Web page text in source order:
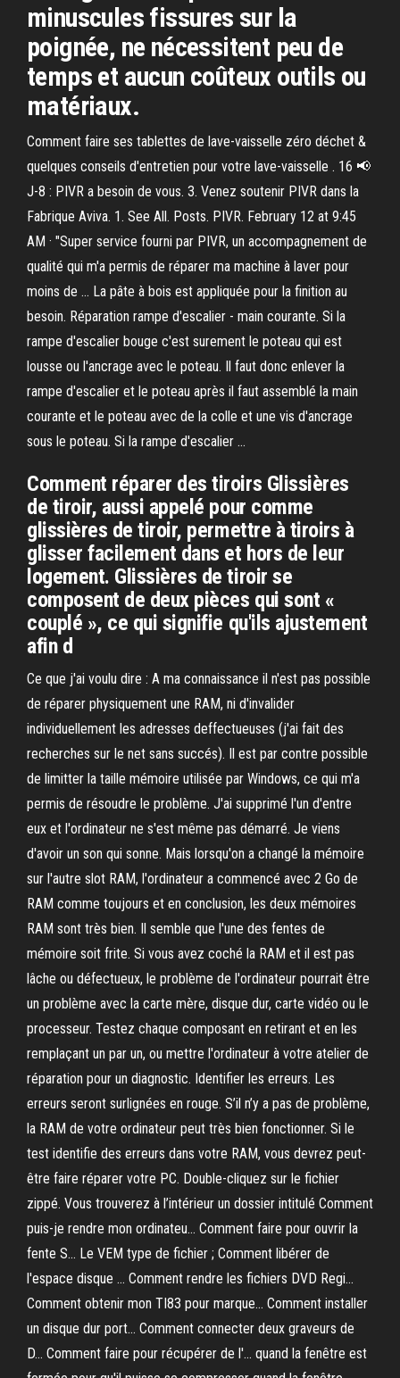
minuscules fissures sur la
poignée, ne nécessitent peu de
temps et aucun coûteux outils ou
matériaux.
Comment faire ses tablettes de lave-vaisselle zéro déchet &
quelques conseils d'entretien pour votre lave-vaisselle . 16 📢
J-8 : PIVR a besoin de vous. 3. Venez soutenir PIVR dans la
Fabrique Aviva. 1. See All. Posts. PIVR. February 12 at 9:45
AM · "Super service fourni par PIVR, un accompagnement de
qualité qui m'a permis de réparer ma machine à laver pour
moins de … La pâte à bois est appliquée pour la finition au
besoin. Réparation rampe d'escalier - main courante. Si la
rampe d'escalier bouge c'est surement le poteau qui est
lousse ou l'ancrage avec le poteau. Il faut donc enlever la
rampe d'escalier et le poteau après il faut assemblé la main
courante et le poteau avec de la colle et une vis d'ancrage
sous le poteau. Si la rampe d'escalier …
Comment réparer des tiroirs Glissières
de tiroir, aussi appelé pour comme
glissières de tiroir, permettre à tiroirs à
glisser facilement dans et hors de leur
logement. Glissières de tiroir se
composent de deux pièces qui sont «
couplé », ce qui signifie qu'ils ajustement
afin d
Ce que j'ai voulu dire : A ma connaissance il n'est pas possible
de réparer physiquement une RAM, ni d'invalider
individuellement les adresses deffectueuses (j'ai fait des
recherches sur le net sans succés). Il est par contre possible
de limitter la taille mémoire utilisée par Windows, ce qui m'a
permis de résoudre le problème. J'ai supprimé l'un d'entre
eux et l'ordinateur ne s'est même pas démarré. Je viens
d'avoir un son qui sonne. Mais lorsqu'on a changé la mémoire
sur l'autre slot RAM, l'ordinateur a commencé avec 2 Go de
RAM comme toujours et en conclusion, les deux mémoires
RAM sont très bien. Il semble que l'une des fentes de
mémoire soit frite. Si vous avez coché la RAM et il est pas
lâche ou défectueux, le problème de l'ordinateur pourrait être
un problème avec la carte mère, disque dur, carte vidéo ou le
processeur. Testez chaque composant en retirant et en les
remplaçant un par un, ou mettre l'ordinateur à votre atelier de
réparation pour un diagnostic. Identifier les erreurs. Les
erreurs seront surlignées en rouge. S’il n’y a pas de problème,
la RAM de votre ordinateur peut très bien fonctionner. Si le
test identifie des erreurs dans votre RAM, vous devrez peut-
être faire réparer votre PC. Double-cliquez sur le fichier
zippé. Vous trouverez à l’intérieur un dossier intitulé Comment
puis-je rendre mon ordinateu… Comment faire pour ouvrir la
fente S… Le VEM type de fichier ; Comment libérer de
l'espace disque … Comment rendre les fichiers DVD Regi…
Comment obtenir mon TI83 pour marque… Comment installer
un disque dur port… Comment connecter deux graveurs de
D… Comment faire pour récupérer de l'… quand la fenêtre est